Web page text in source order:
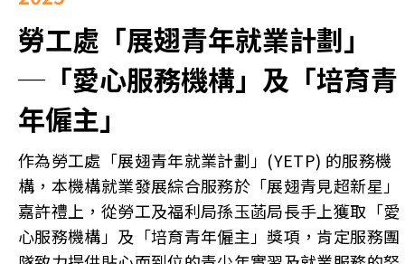
勞工處「展翅青年就業計劃」
─「愛心服務機構」及「培育青
年僱主」
作為勞工處「展翅青年就業計劃」(YETP) 的服務機
構，本機構就業發展綜合服務於「展翅青見超新星」
嘉許禮上，從勞工及福利局孫玉菡局長手上獲取「愛
心服務機構」及「培育青年僱主」獎項，肯定服務團